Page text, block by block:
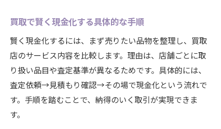
ブランド品査定のポイントを徹底解説
家電を買取でお得に手放すための準備
買取のプロが教える高額査定のコツ
買取サービス選びで安心感と満足度を得るコツ
安心して利用できる買取サービスの選び方
買取で賢く現金化する具体的な手順
賢く現金化するには、まず売りたい品物を整理し、買取
店のサービス内容を比較します。理由は、店舗ごとに取
り扱い品目や査定基準が異なるためです。具体的には、
査定依頼→見積もり確認→その場で現金化という流れで
す。手順を踏むことで、納得のいく取引が実現できま
す。